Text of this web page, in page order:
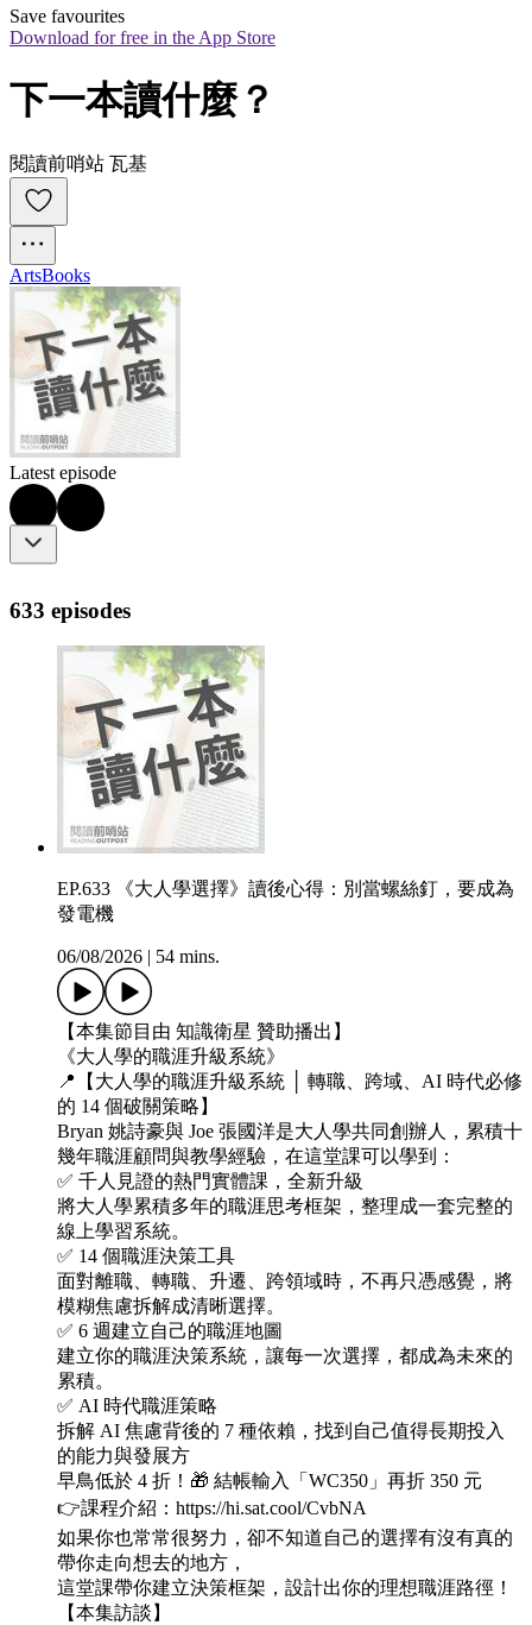
Save favourites
Download for free in the App Store
下一本讀什麼？
閱讀前哨站 瓦基
ArtsBooks
Latest episode
633 episodes
EP.633 《大人學選擇》讀後心得：別當螺絲釘，要成為
發電機
06/08/2026 54 mins.
【本集節目由 知識衛星 贊助播出】
《大人學的職涯升級系統》
📍【大人學的職涯升級系統 │ 轉職、跨域、AI 時代必修
的 14 個破關策略】
Bryan 姚詩豪與 Joe 張國洋是大人學共同創辦人，累積十
幾年職涯顧問與教學經驗，在這堂課可以學到：
✅ 千人見證的熱門實體課，全新升級
將大人學累積多年的職涯思考框架，整理成一套完整的
線上學習系統。
✅ 14 個職涯決策工具
面對離職、轉職、升遷、跨領域時，不再只憑感覺，將
模糊焦慮拆解成清晰選擇。
✅ 6 週建立自己的職涯地圖
建立你的職涯決策系統，讓每一次選擇，都成為未來的
累積。
✅ AI 時代職涯策略
拆解 AI 焦慮背後的 7 種依賴，找到自己值得長期投入
的能力與發展方
早鳥低於 4 折！🎁 結帳輸入「WC350」再折 350 元
👉課程介紹：https://hi.sat.cool/CvbNA
如果你也常常很努力，卻不知道自己的選擇有沒有真的
帶你走向想去的地方，
這堂課帶你建立決策框架，設計出你的理想職涯路徑！
【本集訪談】